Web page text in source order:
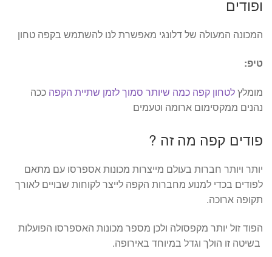
ופודים
המכונה המעולה של דלונגי מאפשרת לנו להשתמש בקפה טחון
טיפ:
מומלץלטחון קפה כמה שיותר סמוך לזמן שתיית הקפה ככה
נהנים ממקסימום ארומה וטעמים
פודים קפה מה זה ?
יותר ויותר חברות בעולם מייצרות מכונות אספרסו עם מתאם
לפודים בכדי למנוע מחברות הקפה לייצר לקוחות שבויים לאורך
תקופה ארוכה.
הפוד זול יותר מקפסולה ולכן מספר מכונות האספרסו הפועלות
בשיטה זו הולך וגדל במיוחד באירופה.